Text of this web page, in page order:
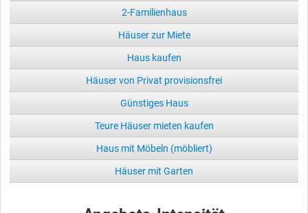
2-Familienhaus
Häuser zur Miete
Haus kaufen
Häuser von Privat provisionsfrei
Günstiges Haus
Teure Häuser mieten kaufen
Haus mit Möbeln (möbliert)
Häuser mit Garten